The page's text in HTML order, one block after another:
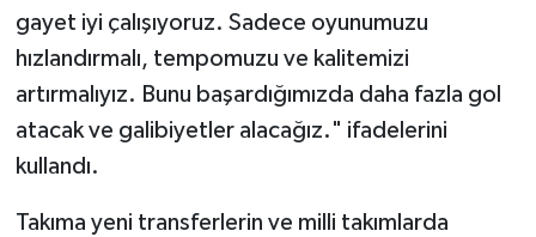
gayet iyi çalışıyoruz. Sadece oyunumuzu
hızlandırmalı, tempomuzu ve kalitemizi
artırmalıyız. Bunu başardığımızda daha fazla gol
atacak ve galibiyetler alacağız." ifadelerini
kullandı.
Takıma yeni transferlerin ve milli takımlarda